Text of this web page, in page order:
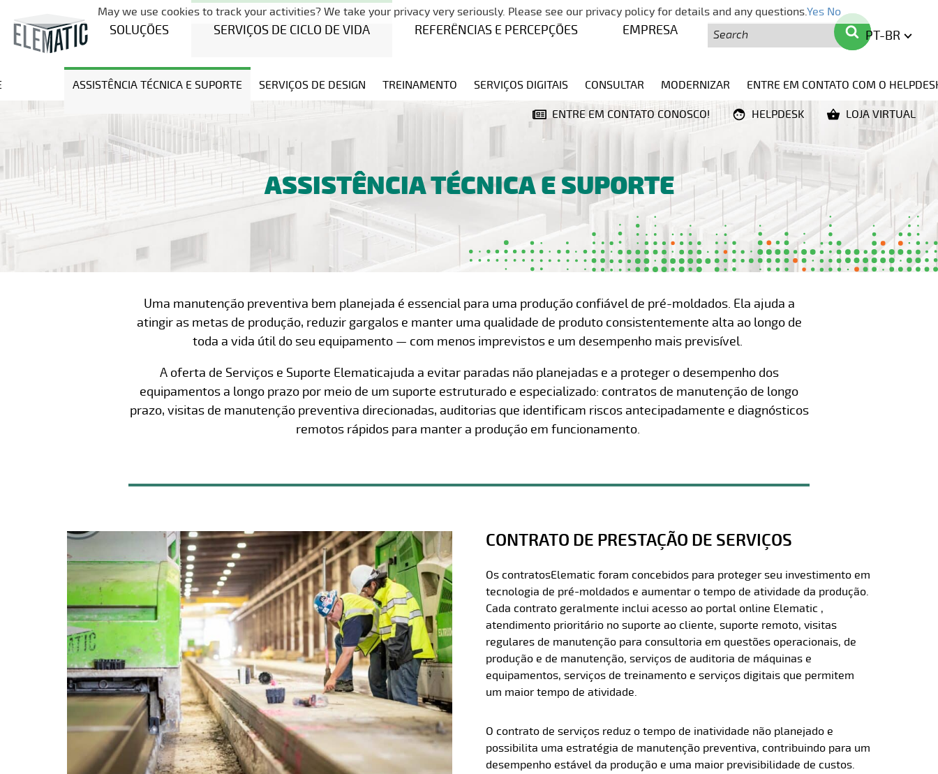
Pular a navegação
Pesquisa
SOLUÇÕES SERVIÇOS DE CICLO DE VIDA REFERÊNCIAS E PERCEPÇÕES EMPRESA
ASSISTÊNCIA TÉCNICA E SUPORTE SERVIÇOS DE DESIGN TREINAMENTO SERVIÇOS DIGITAIS CONSULTAR MODERNIZAR ENTRE EM CONTATO COM O
Pesquisa
PT-BR
ENTRE EM CONTATO CONOSCO! HELPDESK LOJA VIRTUAL
ASSISTÊNCIA TÉCNICA E SUPORTE
Uma manutenção preventiva bem planejada é essencial para uma produção confiável de pré-moldados. Ela ajuda a
atingir as metas de produção, reduzir gargalos e manter uma qualidade de produto consistentemente alta ao longo de
toda a vida útil do seu equipamento — com menos imprevistos e um desempenho mais previsível.
A oferta de Serviços e Suporte Elematicajuda a evitar paradas não planejadas e a proteger o desempenho dos
equipamentos a longo prazo por meio de um suporte estruturado e especializado: contratos de manutenção de longo
prazo, visitas de manutenção preventiva direcionadas, auditorias que identificam riscos antecipadamente e diagnósticos
remotos rápidos para manter a produção em funcionamento.
CONTRATO DE PRESTAÇÃO DE SERVIÇOS
Os contratosElematic foram concebidos para proteger seu investimento em
tecnologia de pré-moldados e aumentar o tempo de atividade da produção.
Cada contrato geralmente inclui acesso ao portal online Elematic ,
atendimento prioritário no suporte ao cliente, suporte remoto, visitas
regulares de manutenção para consultoria em questões operacionais, de
produção e de manutenção, serviços de auditoria de máquinas e
equipamentos, serviços de treinamento e serviços digitais que permitem
um maior tempo de atividade.
O contrato de serviços reduz o tempo de inatividade não planejado e
possibilita uma estratégia de manutenção preventiva, contribuindo para um
desempenho estável da produção e uma maior previsibilidade de custos.
May we use cookies to track your activities? We take your privacy very seriously. Please see our privacy policy for details and any questions.Yes No